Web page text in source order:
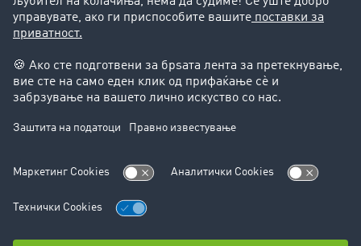
Поддршка
Правни прашања
Импресум
Општи услови на работење